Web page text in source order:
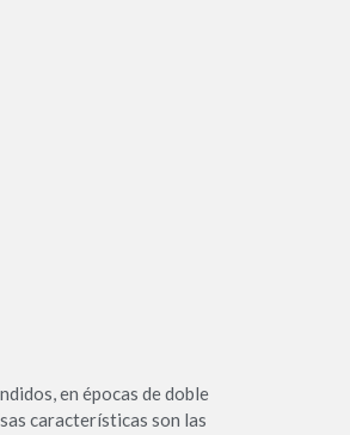
en épocas de doble
características son las